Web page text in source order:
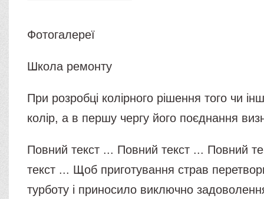
Фотогалереї
Школа ремонту
При розробці колірного рішення того чи
колір, а в першу чергу його поєднання
Повний текст ... Повний текст ... Повний
текст ... Щоб приготування страв
турботу і приносило виключно